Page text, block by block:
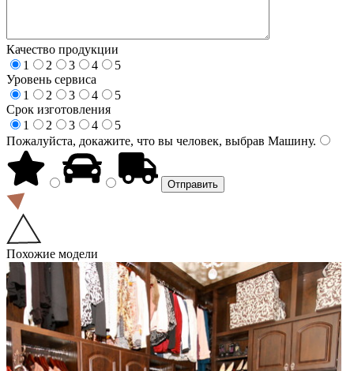
Качество продукции
1
2 3 4
5
Уровень сервиса
1
2 3 4
5
Срок изготовления
1
2 3 4
5
Пожалуйста, докажите, что вы человек, выбрав Машину.
Похожие модели